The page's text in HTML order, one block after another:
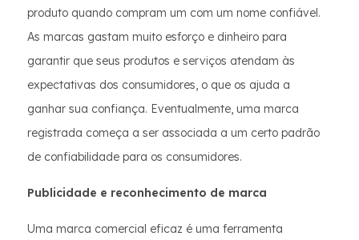
produto quando compram um com um nome confiável.
As marcas gastam muito esforço e dinheiro para
garantir que seus produtos e serviços atendam às
expectativas dos consumidores, o que os ajuda a
ganhar sua confiança. Eventualmente, uma marca
registrada começa a ser associada a um certo padrão
de confiabilidade para os consumidores.
Publicidade e reconhecimento de marca
Uma marca comercial eficaz é uma ferramenta